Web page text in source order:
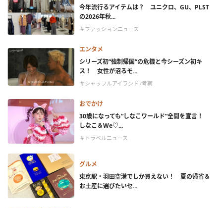
今年流行るアイテムは？ ユニクロ、GU、PLST
の2026年秋...
＃ファッションニュース
エンタメ
シリーズ初“強制帰国”の危機と今シーズン初キ
ス！ 女性が沼るモ...
＃シャッフルアイランド7考察
おでかけ
30歳になっても“しなこワールド”全開を宣言！
しなこ＆We♡...
＃トラベルニュース
グルメ
東京駅・羽田空港でしか買えない！ 夏の帰省＆
お土産に選びたいセ...